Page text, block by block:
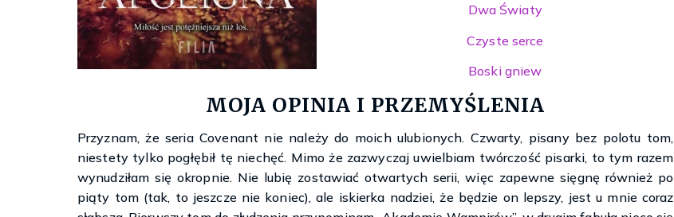
Dwa Światy
Czyste serce
Boski gniew
MOJA OPINIA I PRZEMYŚLENIA
Przyznam, że seria Covenant nie należy do moich ulubionych. Czwarty, pisany bez polotu tom,
niestety tylko pogłębił tę niechęć. Mimo że zazwyczaj uwielbiam twórczość pisarki, to tym razem
wynudziłam się okropnie. Nie lubię zostawiać otwartych serii, więc zapewne sięgnę również po
piąty tom (tak, to jeszcze nie koniec), ale iskierka nadziei, że będzie on lepszy, jest u mnie coraz